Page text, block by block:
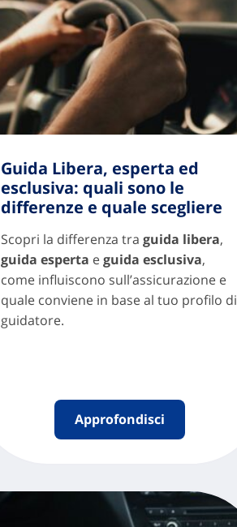
Guida Libera, esperta ed
esclusiva: quali sono le
differenze e quale scegliere
Scopri la differenza traguida libera,
guida esperta eguida esclusiva,
come influiscono sull’assicurazione e
quale conviene in base al tuo profilo di
guidatore.
Approfondisci